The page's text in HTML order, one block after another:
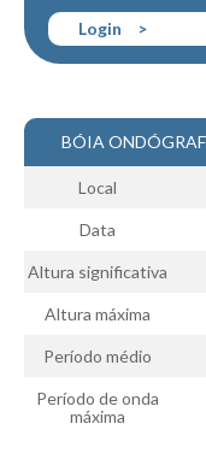
Foz do Lizandro
SINTRA
Praia Grande Panorâmica
LINHA DE CASCAIS/
São Pedro do estoril
Parede
Carcavelos HD
Carcavelos Secret HD
Carcavelos - Calhau
COSTA DA CAPARICA
Login
>
BÓIA
Local
Data
Altura significativa
Altura máxima
Período médio
Período de onda
máxima